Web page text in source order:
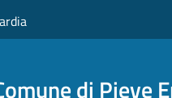
di Pieve